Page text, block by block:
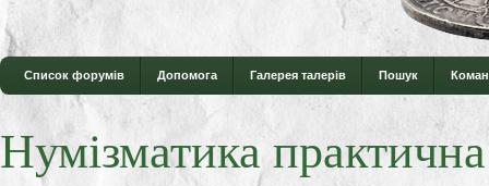
Список форумів Допомога Галерея талерів Пошук
Нумізматика практична